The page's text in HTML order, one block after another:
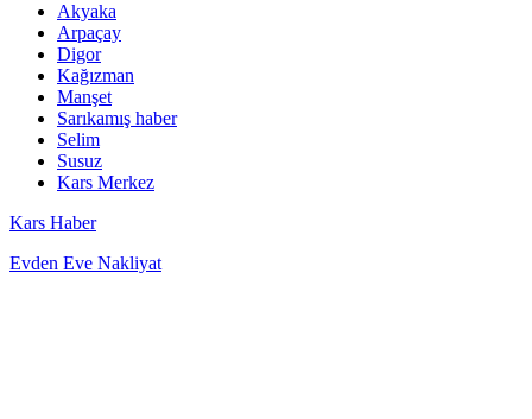
Akyaka
Arpaçay
Digor
Kağızman
Manşet
Sarıkamış haber
Selim
Susuz
Kars Merkez
Kars Haber
Evden Eve Nakliyat